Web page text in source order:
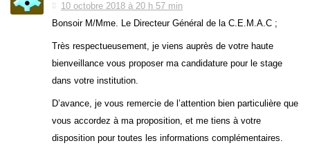
10 octobre 2018 à 20 h 57 min
Bonsoir M/Mme. Le Directeur Général de la C.E.M.A.C ;
Très respectueusement, je viens auprès de votre haute
bienveillance vous proposer ma candidature pour le stage
dans votre institution.
D’avance, je vous remercie de l’attention bien particulière que
vous accordez à ma proposition, et me tiens à votre
disposition pour toutes les informations complémentaires.